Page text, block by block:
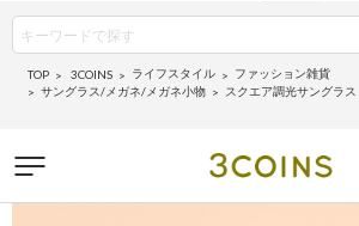
TOP 3COINS ライフスタイル
ファッション雑貨
サングラス/メガネ/メガネ小物
スクエア調光サングラス